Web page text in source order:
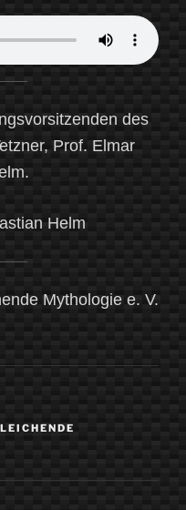
des
Prof. Elmar
Helm
Mythologie e. V.